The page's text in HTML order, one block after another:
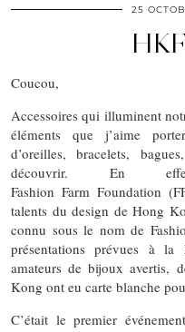
25
Coucou,
Accessoires qui illuminent
éléments que j’aime
d’oreilles, bracelets,
découvrir. En
Fashion Farm Foundation
talents du design de Hong
connu sous le nom de
présentations prévues à
amateurs de bijoux avertis,
Kong ont eu carte blanche
C’était le premier